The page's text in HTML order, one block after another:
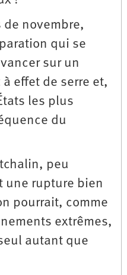
de novembre,
qui se
sur un
effet de serre et,
les plus
du
peu
une rupture bien
pourrait, comme
extrêmes,
autant que